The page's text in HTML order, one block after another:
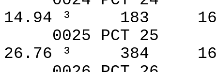
14.94 ³
183
0025 PCT 25
26.76 ³
384